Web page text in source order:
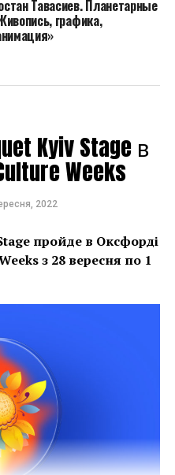
родственные, но
В переводе с
означает «собрание».
или их фрагменты в
создает трехмерное
похоже на коллаж.
для работы как
Тавасиев. Планетарные
графика,
Kyiv Stage в
Weeks
2022
пройде в Оксфорді
з 28 вересня по 1